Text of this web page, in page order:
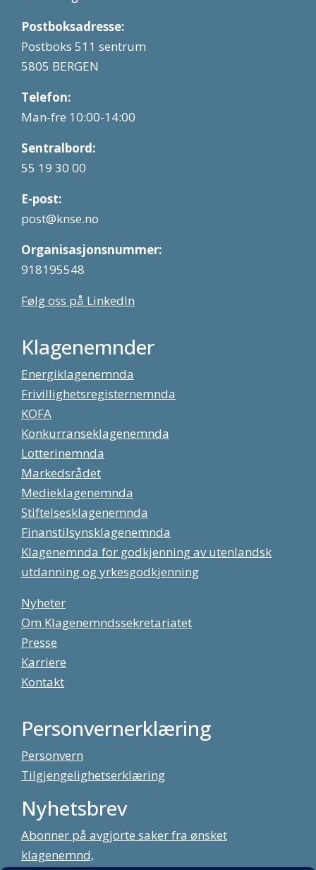
Postboksadresse:
Postboks 511 sentrum
5805 BERGEN
Telefon:
Man-fre 10:00-14:00
Sentralbord:
55 19 30 00
E-post:
post@knse.no
Organisasjonsnummer:
918195548
Følg oss på LinkedIn
Klagenemnder
Energiklagenemnda
Frivillighetsregisternemnda
KOFA
Konkurranseklagenemnda
Lotterinemnda
Markedsrådet
Medieklagenemnda
Stiftelsesklagenemnda
Finanstilsynsklagenemnda
Klagenemnda for godkjenning av utenlandsk
utdanning og yrkesgodkjenning
Nyheter
Om Klagenemndssekretariatet
Presse
Karriere
Kontakt
Personvernerklæring
Personvern
Tilgjengelighetserklæring
Nyhetsbrev
Abonner på avgjorte saker fra ønsket
klagenemnd,